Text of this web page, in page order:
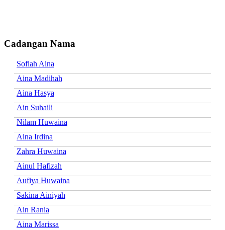
Cadangan Nama
Sofiah Aina
Aina Madihah
Aina Hasya
Ain Suhaili
Nilam Huwaina
Aina Irdina
Zahra Huwaina
Ainul Hafizah
Aufiya Huwaina
Sakina Ainiyah
Ain Rania
Aina Marissa